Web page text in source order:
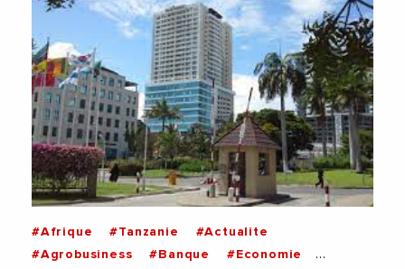
#Afrique #Tanzanie
#Actualite
#Agrobusiness
#Banque
#Economie